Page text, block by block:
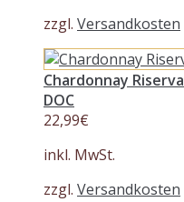
zzgl. Versandkosten
Chardonnay Riserva
DOC
22,99€
inkl. MwSt.
zzgl. Versandkosten